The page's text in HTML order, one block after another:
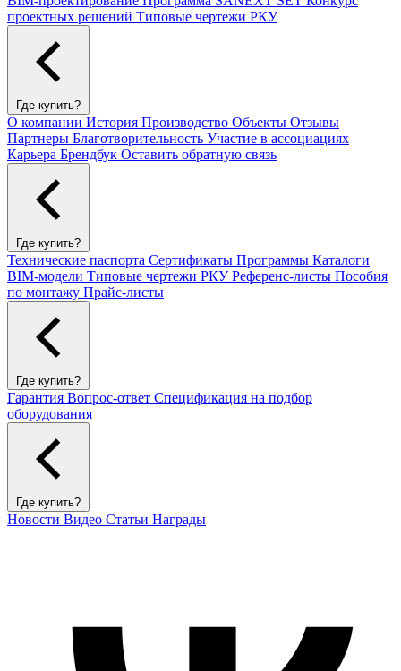
проектных решений Типовые чертежи РКУ
Где купить?
О компании История Производство Объекты Отзывы
Партнеры Благотворительность Участие в ассоциациях
Карьера Брендбук Оставить обратную связь
Где купить?
Технические паспорта Сертификаты Программы Каталоги
BIM-модели Типовые чертежи РКУРеференс-листы Пособия
по монтажу Прайс-листы
Где купить?
Гарантия Вопрос-ответ Спецификация на подбор
оборудования
Где купить?
Новости Видео Статьи Награды